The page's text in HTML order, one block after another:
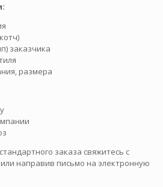
заказчика
размера
заказа свяжитесь с
направив письмо на электронную